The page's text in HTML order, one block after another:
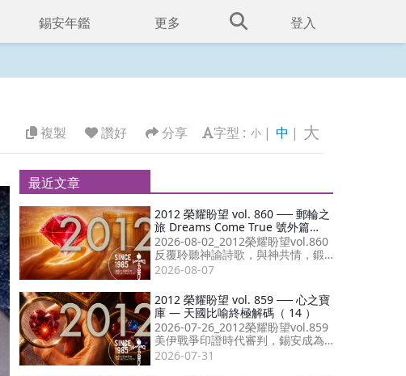
錫安年鑑 更多 登入
複製 讚好 分享 字型 : 小 | 中 | 大
最近文章
2012 榮耀盼望 vol. 860 ── 郵輪之
旅 Dreams Come True 號外篇
（21）
2026-08-02_2012榮耀盼望vol.860
反覆聆聽神諭詩歌，與神共情，鍛
造出質量為先的信仰生命，與受膏
2026-08-07
2012 榮耀盼望 vol. 859 ── 心之寶
庫 — 天國比喻終極解碼（ 14 ）
2026-07-26_2012榮耀盼望vol.859
美伊戰爭印證時代審判，錫安成為
災難唯一福音；敬拜讚美傳遞神同
2026-07-31